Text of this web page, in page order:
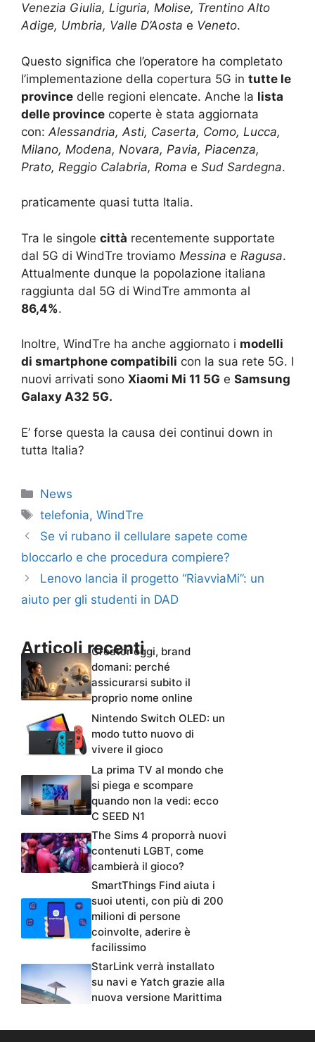
Venezia Giulia, Liguria, Molise, Trentino Alto
Adige, Umbria, Valle D’Aosta e Veneto.
Questo significa che l’operatore ha completato
l’implementazione della copertura 5G in tutte le
province delle regioni elencate. Anche la lista
delle province coperte è stata aggiornata
con: Alessandria, Asti, Caserta, Como, Lucca,
Milano, Modena, Novara, Pavia, Piacenza,
Prato, Reggio Calabria, Roma e Sud Sardegna.
praticamente quasi tutta Italia.
Tra le singole città recentemente supportate
dal 5G di WindTre troviamo Messina e Ragusa.
Attualmente dunque la popolazione italiana
raggiunta dal 5G di WindTre ammonta al
86,4%.
Inoltre, WindTre ha anche aggiornato i modelli
di smartphone compatibili con la sua rete 5G. I
nuovi arrivati sono Xiaomi Mi 11 5G e Samsung
Galaxy A32 5G.
E’ forse questa la causa dei continui down in
tutta Italia?
Categorie
News
Tag
telefonia,WindTre
Se vi rubano il cellulare sapete come
bloccarlo e che procedura compiere?
Lenovo lancia il progetto “RiavviaMi”: un
aiuto per gli studenti in DAD
Articoli recenti
Creator oggi, brand
domani: perché
assicurarsi subito il
proprio nome online
Nintendo Switch OLED: un
modo tutto nuovo di
vivere il gioco
La prima TV al mondo che
si piega e scompare
quando non la vedi: ecco
C SEED N1
The Sims 4 proporrà nuovi
contenuti LGBT, come
cambierà il gioco?
SmartThings Find aiuta i
suoi utenti, con più di 200
milioni di persone
coinvolte, aderire è
facilissimo
StarLink verrà installato
su navi e Yatch grazie alla
nuova versione Marittima